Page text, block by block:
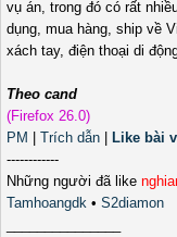
vụ án, trong đó có rất
dụng, mua hàng, ship về
xách tay, điện thoại di
Theo cand
(Firefox 26.0)
PM
Trích dẫn Like bài
------------
Những người đã like
Tamhoangdk • S2diamon